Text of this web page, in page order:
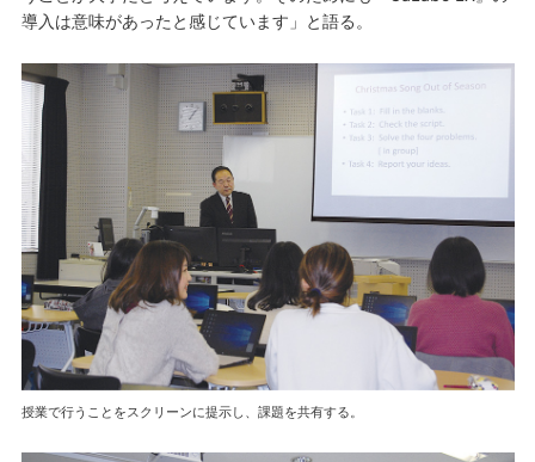
導入は意味があったと感じています」と語る。
授業で行うことをスクリーンに提示し、課題を共有する。